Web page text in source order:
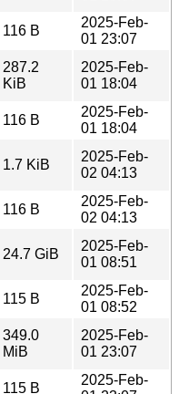
116 B
2025-Feb-
01 23:07
287.2
KiB
2025-Feb-
01 18:04
116 B
2025-Feb-
01 18:04
1.7 KiB
2025-Feb-
02 04:13
116 B
2025-Feb-
02 04:13
24.7 GiB
2025-Feb-
01 08:51
115 B
2025-Feb-
01 08:52
349.0
MiB
2025-Feb-
01 23:07
115 B
2025-Feb-